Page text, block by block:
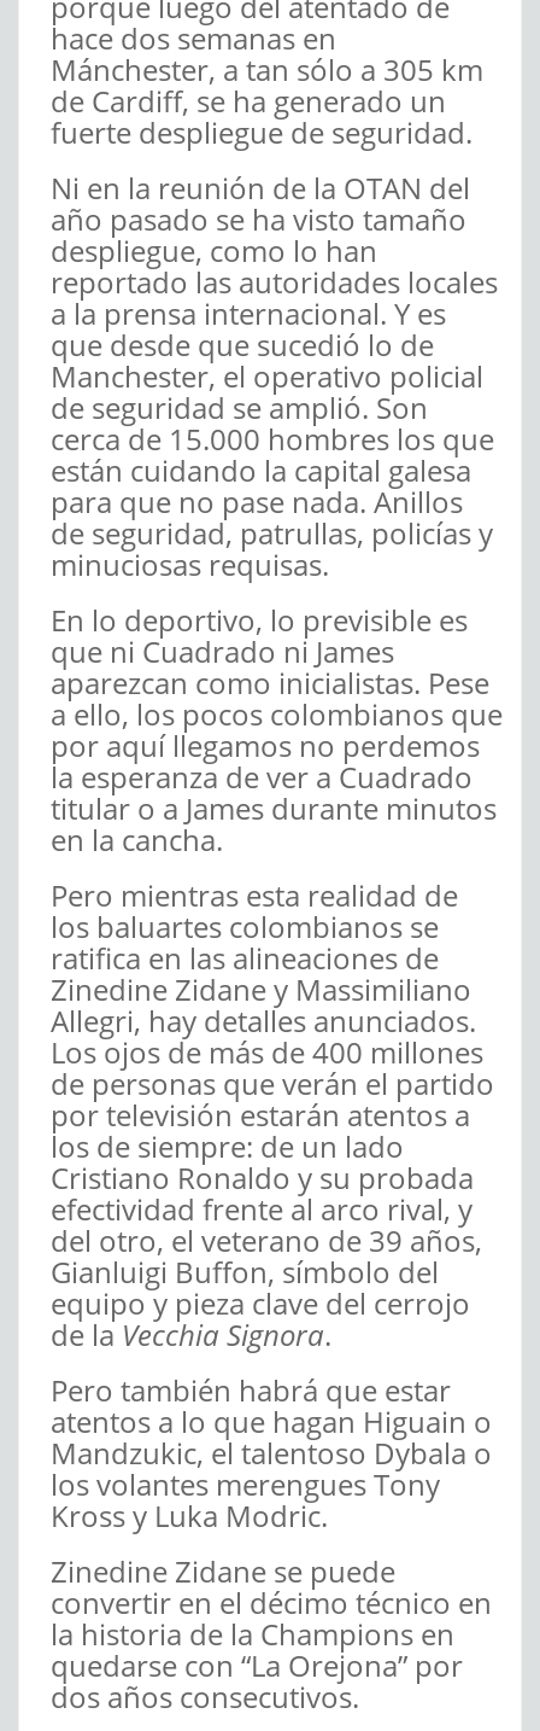
hace dos semanas en
Mánchester, a tan sólo a 305 km
de Cardiff, se ha generado un
fuerte despliegue de seguridad.
Ni en la reunión de la OTAN del
año pasado se ha visto tamaño
despliegue, como lo han
reportado las autoridades locales
a la prensa internacional. Y es
que desde que sucedió lo de
Manchester, el operativo policial
de seguridad se amplió. Son
cerca de 15.000 hombres los que
están cuidando la capital galesa
para que no pase nada. Anillos
de seguridad, patrullas, policías y
minuciosas requisas.
En lo deportivo, lo previsible es
que ni Cuadrado ni James
aparezcan como inicialistas. Pese
a ello, los pocos colombianos que
por aquí llegamos no perdemos
la esperanza de ver a Cuadrado
titular o a James durante minutos
en la cancha.
Pero mientras esta realidad de
los baluartes colombianos se
ratifica en las alineaciones de
Zinedine Zidane y Massimiliano
Allegri, hay detalles anunciados.
Los ojos de más de 400 millones
de personas que verán el partido
por televisión estarán atentos a
los de siempre: de un lado
Cristiano Ronaldo y su probada
efectividad frente al arco rival, y
del otro, el veterano de 39 años,
Gianluigi Buffon, símbolo del
equipo y pieza clave del cerrojo
de la Vecchia Signora.
Pero también habrá que estar
atentos a lo que hagan Higuain o
Mandzukic, el talentoso Dybala o
los volantes merengues Tony
Kross y Luka Modric.
Zinedine Zidane se puede
convertir en el décimo técnico en
la historia de la Champions en
quedarse con “La Orejona” por
dos años consecutivos.